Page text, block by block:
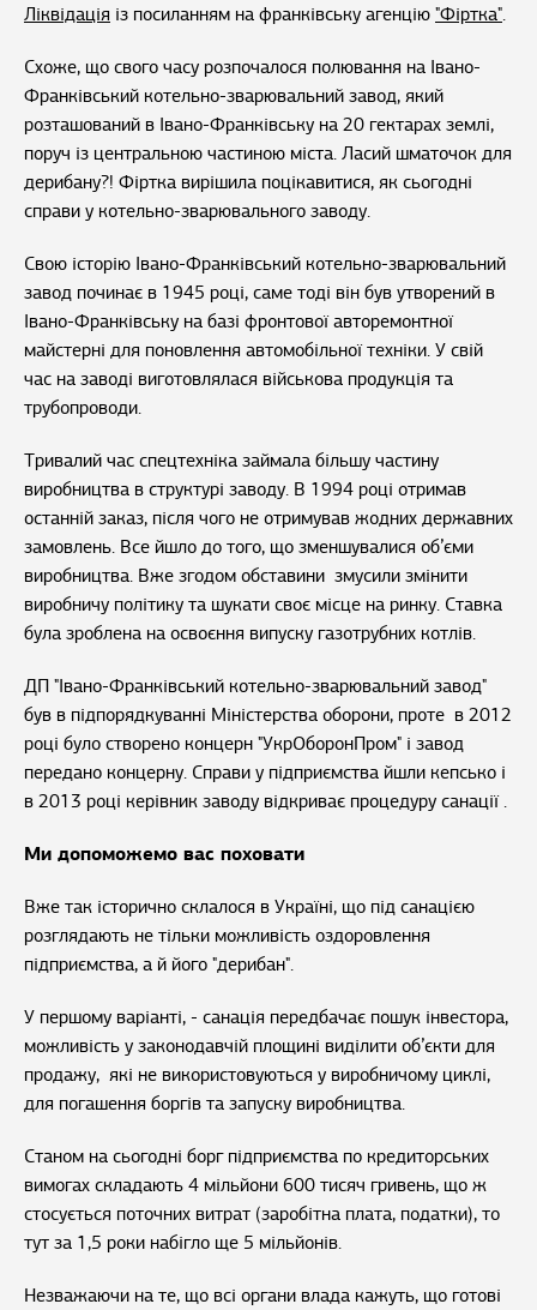
Ліквідація із посиланням на франківську агенцію "Фіртка".
Схоже, що свого часу розпочалося полювання на Івано-
Франківський котельно-зварювальний завод, який
розташований в Івано-Франківську на 20 гектарах землі,
поруч із центральною частиною міста. Ласий шматочок для
дерибану?! Фіртка вирішила поцікавитися, як сьогодні
справи у котельно-зварювального заводу.
Свою історію Івано-Франківський котельно-зварювальний
завод починає в 1945 році, саме тоді він був утворений в
Івано-Франківську на базі фронтової авторемонтної
майстерні для поновлення автомобільної техніки. У свій
час на заводі виготовлялася військова продукція та
трубопроводи.
Тривалий час спецтехніка займала більшу частину
виробництва в структурі заводу. В 1994 році отримав
останній заказ, після чого не отримував жодних державних
замовлень. Все йшло до того, що зменшувалися об’єми
виробництва. Вже згодом обставини змусили змінити
виробничу політику та шукати своє місце на ринку. Ставка
була зроблена на освоєння випуску газотрубних котлів.
ДП "Івано-Франківський котельно-зварювальний завод"
був в підпорядкуванні Міністерства оборони, проте в 2012
році було створено концерн "УкрОборонПром" і завод
передано концерну. Справи у підприємства йшли кепсько і
в 2013 році керівник заводу відкриває процедуру санації .
Ми допоможемо вас поховати
Вже так історично склалося в Україні, що під санацією
розглядають не тільки можливість оздоровлення
підприємства, а й його "дерибан".
У першому варіанті, - санація передбачає пошук інвестора,
можливість у законодавчій площині виділити об’єкти для
продажу, які не використовуються у виробничому циклі,
для погашення боргів та запуску виробництва.
Станом на сьогодні борг підприємства по кредиторських
вимогах складають 4 мільйони 600 тисяч гривень, що ж
стосується поточних витрат (заробітна плата, податки), то
тут за 1,5 роки набігло ще 5 мільйонів.
Незважаючи на те, що всі органи влада кажуть, що готові